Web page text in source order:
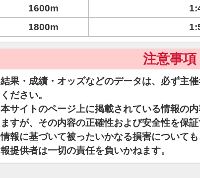
1600m
1800m
注意事項
結果・成績・オッズなどのデータは、必ず主
ください。
本サイトのページ上に掲載されている情報の
ますが、その内容の正確性および安全性を保
情報に基づいて被ったいかなる損害について
報提供者は一切の責任を負いかねます。